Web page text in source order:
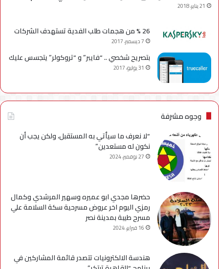
21 يناير، 2018
26 % من هجمات طلب الفدية تستهدف الشركات
7 ديسمبر، 2017
بتصريح شخصي .. “فايبر” و “تروكولر” يتجسس عليك
31 يوليو، 2017
وجوه مشرفة
“لا نعرف ما سيأتي به المستقبل، ولكن يجب أن
نكون له مستعدين”
27 نوفمبر، 2024
حضرها مجدي ابو عميره وسهير المرشدي وكمال
رمزي اليوم اخر عروض مسرحية سكة السلامة علي
مسرح طيبة بمدينة نصر
16 فبراير، 2024
هندسة الالكترونيات تتصدر قائمة المشاركين في